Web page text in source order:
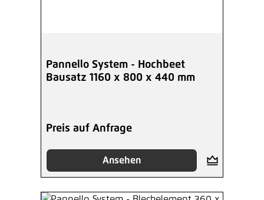
Pannello System - Hochbeet
Bausatz 1160 x 800 x 440 mm
Preis auf Anfrage
Ansehen